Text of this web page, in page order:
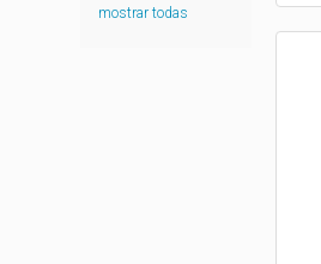
mostrar todas